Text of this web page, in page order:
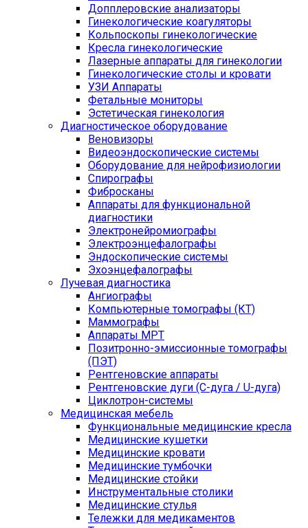
Допплеровские анализаторы
Гинекологические коагуляторы
Кольпоскопы гинекологические
Кресла гинекологические
Лазерные аппараты для гинекологии
Гинекологические столы и кровати
УЗИ Аппараты
Фетальные мониторы
Эстетическая гинекология
Диагностическое оборудование
Веновизоры
Видеоэндоскопические системы
Оборудование для нейрофизиологии
Спирографы
Фибросканы
Аппараты для функциональной
диагностики
Электронейромиографы
Электроэнцефалографы
Эндоскопические системы
Эхоэнцефалографы
Лучевая диагностика
Ангиографы
Компьютерные томографы (КТ)
Маммографы
Аппараты МРТ
Позитронно-эмиссионные томографы
(ПЭТ)
Рентгеновские аппараты
Рентгеновские дуги (С-дуга / U-дуга)
Циклотрон-системы
Медицинская мебель
Функциональные медицинские кресла
Медицинские кушетки
Медицинские кровати
Медицинские тумбочки
Медицинские стойки
Инструментальные столики
Медицинские стулья
Тележки для медикаментов